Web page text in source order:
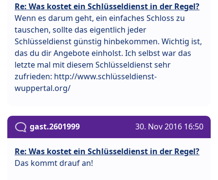
Re: Was kostet ein Schlüsseldienst in der Regel?
Wenn es darum geht, ein einfaches Schloss zu
tauschen, sollte das eigentlich jeder
Schlüsseldienst günstig hinbekommen. Wichtig ist,
das du dir Angebote einholst. Ich selbst war das
letzte mal mit diesem Schlüsseldienst sehr
zufrieden: http://www.schlüsseldienst-
wuppertal.org/
gast.2601999 30. Nov 2016 16:50
Re: Was kostet ein Schlüsseldienst in der Regel?
Das kommt drauf an!